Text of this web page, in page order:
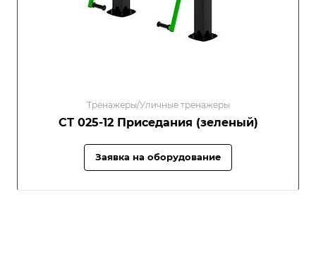
Тренажеры/Уличные тренажеры
СТ 025-12 Приседания (зеленый)
Заявка на оборудование